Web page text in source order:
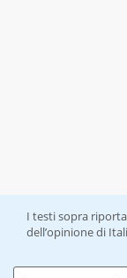
I testi sopra
dell’opinione di